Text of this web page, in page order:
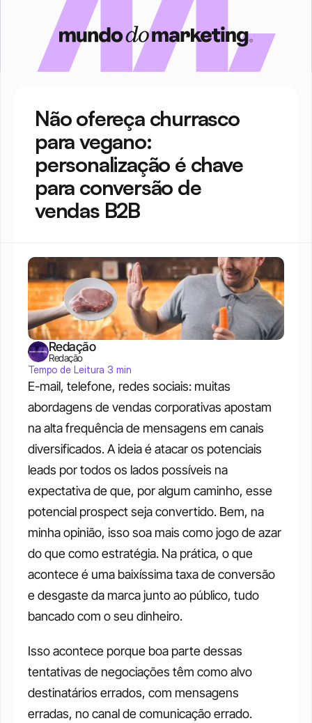
Não ofereça churrasco
para vegano:
personalização é chave
para conversão de
vendas B2B
E-mail, telefone, redes sociais: muitas
abordagens de vendas corporativas apostam
na alta frequência de mensagens em canais
diversificados. A ideia é atacar os potenciais
leads por todos os lados possíveis na
expectativa de que, por algum caminho, esse
potencial prospect seja convertido. Bem, na
minha opinião, isso soa mais como jogo de azar
do que como estratégia. Na prática, o que
acontece é uma baixíssima taxa de conversão
e desgaste da marca junto ao público, tudo
bancado com o seu dinheiro.
Isso acontece porque boa parte dessas
tentativas de negociações têm como alvo
destinatários errados, com mensagens
erradas, no canal de comunicação errado.
Redação
Redação
Tempo de Leitura 3 min